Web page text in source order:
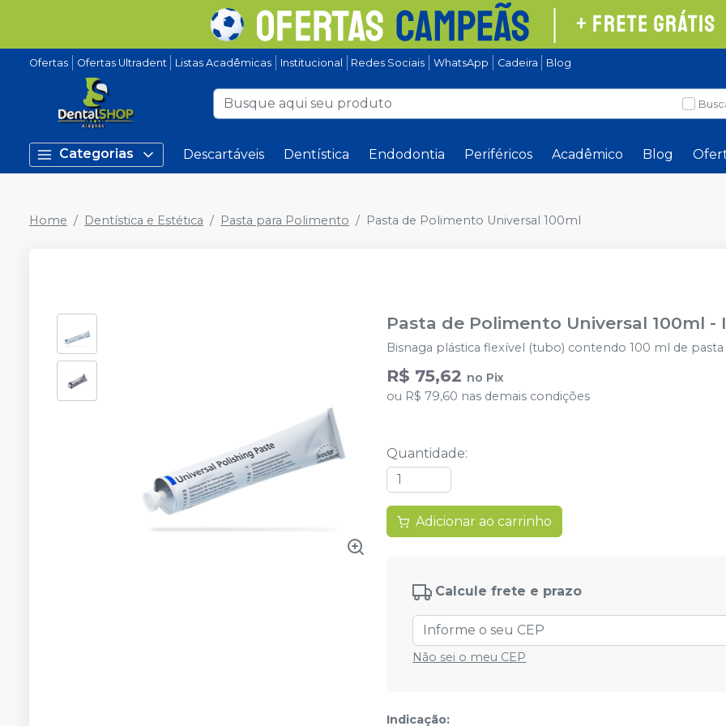
Ofertas Ofertas Ultradent Listas Acadêmicas Institucional Redes Sociais WhatsApp Cadeira Blog
Categorias Descartáveis Dentística Endodontia Periféricos Acadêmico Blog
Home Dentística e Estética Pasta para Polimento Pasta de Polimento Universal 100ml
Pasta de Polimento Universal 100ml -
Bisnaga plástica flexível (tubo) contendo 100 ml de
R$ 75,62 no Pix
ou R$ 79,60 nas demais condições
Quantidade:
Adicionar ao carrinho
Calcule frete e prazo
Não sei o meu CEP
Indicação: